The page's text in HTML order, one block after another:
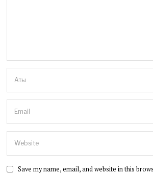
Save my name, email, and website in this